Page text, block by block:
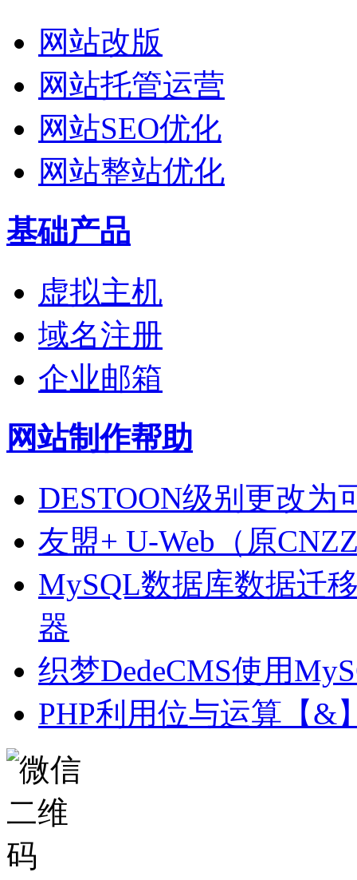
网站改版
网站托管运营
网站SEO优化
网站整站优化
基础产品
虚拟主机
域名注册
企业邮箱
网站制作帮助
DESTOON级别更改为
友盟+ U-Web（原
MySQL数据库数据迁
器
织梦DedeCMS使用
PHP利用位与运算【&